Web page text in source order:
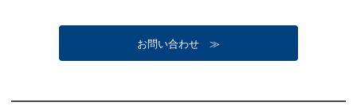
お問い合わせ ≫